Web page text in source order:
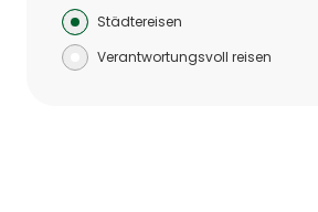
Städtereisen
Verantwortungsvoll reisen